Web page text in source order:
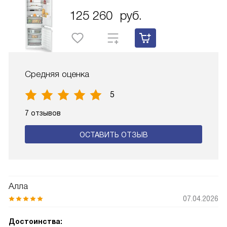
125 260 руб.
Средняя оценка
5
7 отзывов
ОСТАВИТЬ ОТЗЫВ
Алла
07.04.2026
Достоинства: